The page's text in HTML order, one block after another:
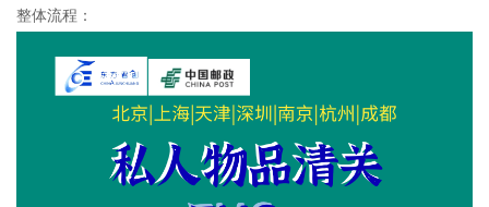
整体流程：